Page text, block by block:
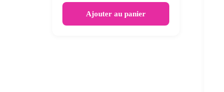
Ajouter au panier